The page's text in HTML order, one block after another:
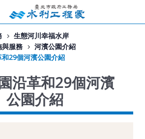
生態河川幸福水岸
與服務
河濱公園介紹
29個河濱公園介紹
沿革和29個河濱
公園介紹